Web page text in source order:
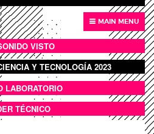
MAIN MENU
VISTO
VISTO
LLENO
Y TECNOLOGÍA 2023
LABORATORIO
TÉCNICO